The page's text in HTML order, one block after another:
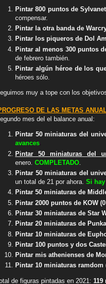
Pintar 800 puntos de
compensar.
Pintar la otra banda de
Pintar los piqueros de Dol
Pintar al menos 300 puntos
de febrero también.
Pintar algún héroe de los
héroes sólo.
muy a tope con los
DE LAS METAS
mes del el balance anual:
Pintar 50 miniaturas del
avances.
Pintar 50 miniaturas del
enero. COMPLETADO
Pintar 50 miniaturas del
un total de 21 por ahora. Si
Pintar 50 miniaturas de
Pintar 2000 puntos de KOW
Pintar 30 miniaturas de Star
Pintar 20 miniaturas de
Pintar 10 miniaturas de
Pintar 100 puntos y dos
Pintar mis athenienses de
Pintar 10 miniaturas ramdom
de figuras pintadas en 2021: